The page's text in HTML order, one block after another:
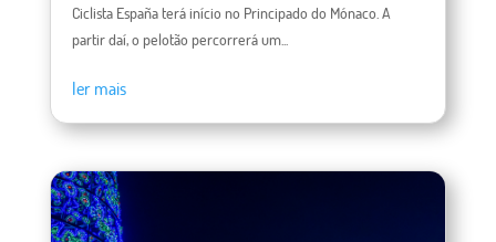
Ciclista España terá início no Principado do Mónaco. A
partir daí, o pelotão percorrerá um...
ler mais